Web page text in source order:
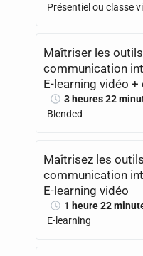
Présentiel ou classe
Maîtriser les outils
communication
E-learning vidéo +
3 heures 22
Blended
Maîtrisez les outils
communication
E-learning vidéo
1 heure 22
E-learning